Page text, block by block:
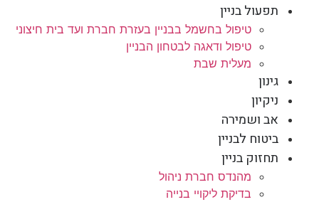
תפעול בניין
טיפול בחשמל בבניין בעזרת חברת ועד בית חיצוני
טיפול ודאגה לבטחון הבניין
מעלית שבת
גינון
ניקיון
אב ושמירה
ביטוח לבניין
תחזוק בניין
מהנדס חברת ניהול
בדיקת ליקויי בנייה